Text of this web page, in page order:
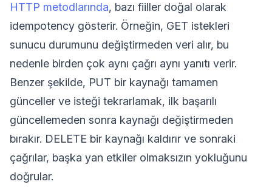
HTTP metodlarında, bazı fiiller doğal olarak
idempotency gösterir. Örneğin, GET istekleri
sunucu durumunu değiştirmeden veri alır, bu
nedenle birden çok aynı çağrı aynı yanıtı verir.
Benzer şekilde, PUT bir kaynağı tamamen
günceller ve isteği tekrarlamak, ilk başarılı
güncellemeden sonra kaynağı değiştirmeden
bırakır. DELETE bir kaynağı kaldırır ve sonraki
çağrılar, başka yan etkiler olmaksızın yokluğunu
doğrular.